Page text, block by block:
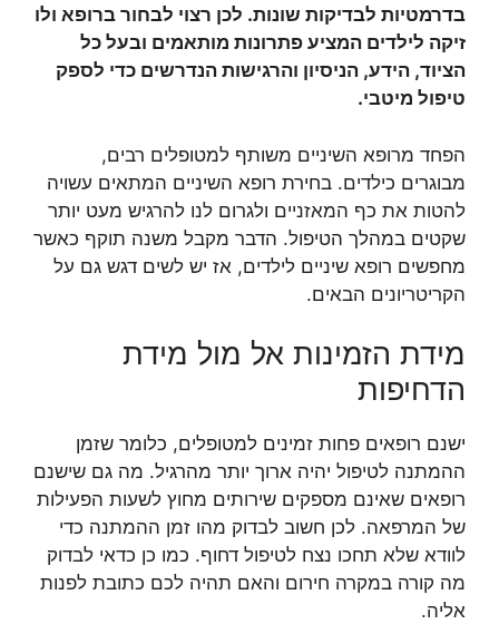
בדרמטיות לבדיקות שונות. לכן רצוי לבחור ברופא ולו
זיקה לילדים המציע פתרונות מותאמים ובעל כל
הציוד, הידע, הניסיון והרגישות הנדרשים כדי לספק
טיפול מיטבי.
הפחד מרופא השיניים משותף למטופלים רבים,
מבוגרים כילדים. בחירת רופא השיניים המתאים עשויה
להטות את כף המאזניים ולגרום לנו להרגיש מעט יותר
שקטים במהלך הטיפול. הדבר מקבל משנה תוקף כאשר
מחפשים רופא שיניים לילדים, אז יש לשים דגש גם על
הקריטריונים הבאים.
מידת הזמינות אל מול מידת
הדחיפות
ישנם רופאים פחות זמינים למטופלים, כלומר שזמן
ההמתנה לטיפול יהיה ארוך יותר מהרגיל. מה גם שישנם
רופאים שאינם מספקים שירותים מחוץ לשעות הפעילות
של המרפאה. לכן חשוב לבדוק מהו זמן ההמתנה כדי
לוודא שלא תחכו נצח לטיפול דחוף. כמו כן כדאי לבדוק
מה קורה במקרה חירום והאם תהיה לכם כתובת לפנות
אליה.